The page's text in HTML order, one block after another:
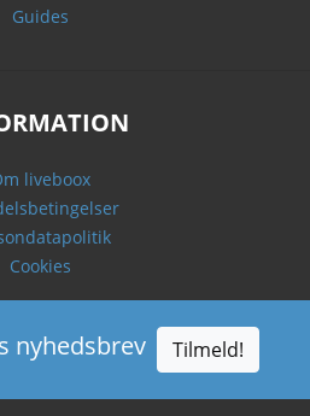
Guides
liveboox
Cookies
nyhedsbrev Tilmeld!